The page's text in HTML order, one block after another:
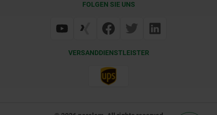
FOLGEN SIE UNS
VERSANDDIENSTLEISTER